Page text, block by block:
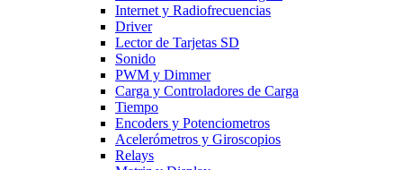
Internet y Radiofrecuencias
Driver
Lector de Tarjetas SD
Sonido
PWM y Dimmer
Carga y Controladores de Carga
Tiempo
Encoders y Potenciometros
Acelerómetros y Giroscopios
Relays